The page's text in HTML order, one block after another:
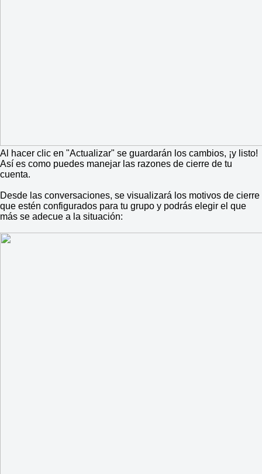
Al hacer clic en "Actualizar" se guardarán los cambios, ¡y listo!
Así es como puedes manejar las razones de cierre de tu
cuenta.
Desde las conversaciones, se visualizará los motivos de cierre
que estén configurados para tu grupo y podrás elegir el que
más se adecue a la situación: